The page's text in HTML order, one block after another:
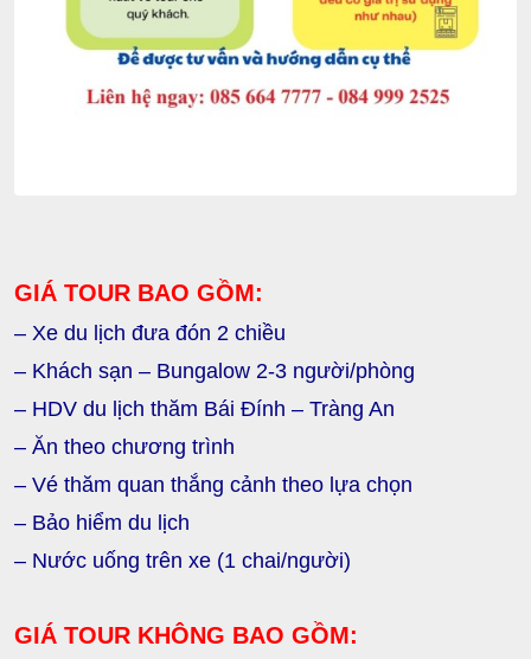
GIÁ TOUR BAO GỒM:
– Xe du lịch đưa đón 2 chiều
– Khách sạn – Bungalow 2-3 người/phòng
– HDV du lịch thăm Bái Đính – Tràng An
– Ăn theo chương trình
– Vé thăm quan thắng cảnh theo lựa chọn
– Bảo hiểm du lịch
– Nước uống trên xe (1 chai/người)
GIÁ TOUR KHÔNG BAO GỒM: